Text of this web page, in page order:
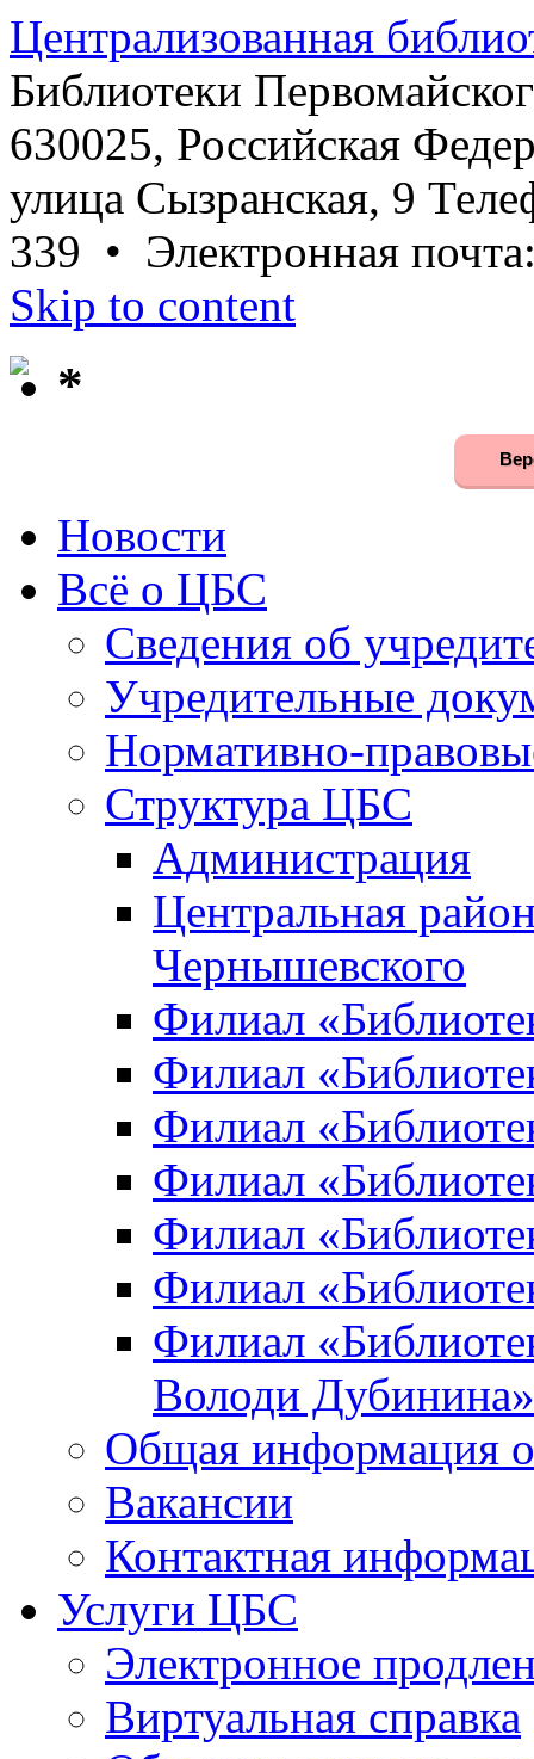
Централизованная
Библиотеки
630025, Российская
улица Сызранская, 9
339 • Электронная
Skip to content
*
Новости
Всё о ЦБС
Сведения об
Учредительные
Нормативно-
Структура ЦБС
Администрация
Центральная
Чернышевского
Филиал
Филиал
Филиал
Филиал
Филиал
Филиал
Филиал
Володи Дубинина»
Общая информация
Вакансии
Контактная
Услуги ЦБС
Электронное
Виртуальная справка